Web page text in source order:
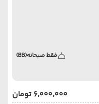
فقط صبحانه(BB)
۶٬۰۰۰٬۰۰۰ تومان